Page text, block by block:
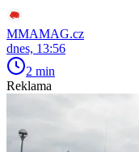
MMAMAG.cz
dnes, 13:56
2 min
Reklama